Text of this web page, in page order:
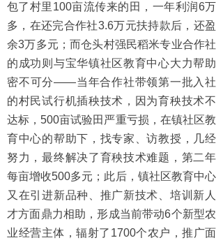
课题研究
理事单位
会员风采
联系我们
包了村里100亩流传来的田，一年利润6万
多，在还完合作社3.6万元扶持款后，还盈
余3万多元；而仓头村强民稻米专业合作社
的成功则与宝华镇社区教育中心大力帮助
密不可分——当年合作社带领第一批入社
的村民试行机插秧技术，因为育秧技术不
达标，500亩试验田严重亏损，在镇社区教
育中心的帮助下，找专家、访教授，几经
努力，最终解决了育秧技术难题，第二年
每亩增收500多元；此后，镇社区教育中心
又在引进新品种、推广新技术、培训新人
才方面鼎力相助，形成当前带动6个新型农
业经营主体，辐射了1700个农户，推广面